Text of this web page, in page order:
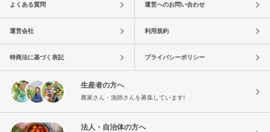
よくある質問 運営へのお問い合わせ
運営会社 利用規約
特商法に基づく表記 プライバシーポリシー
生産者の方へ
農家さん・漁師さんを募集しています!
法人・自治体の方へ